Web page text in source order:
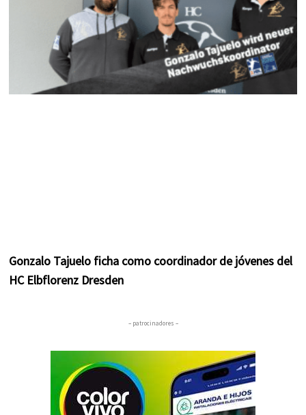
Gonzalo Tajuelo ficha como coordinador de jóvenes del
HC Elbflorenz Dresden
– patrocinadores –